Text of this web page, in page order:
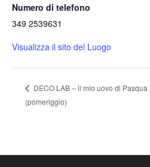
Numero di telefono
349 2539631
Visualizza il sito del Luogo
DECO LAB – il mio uovo di Pasqua
(pomeriggio)